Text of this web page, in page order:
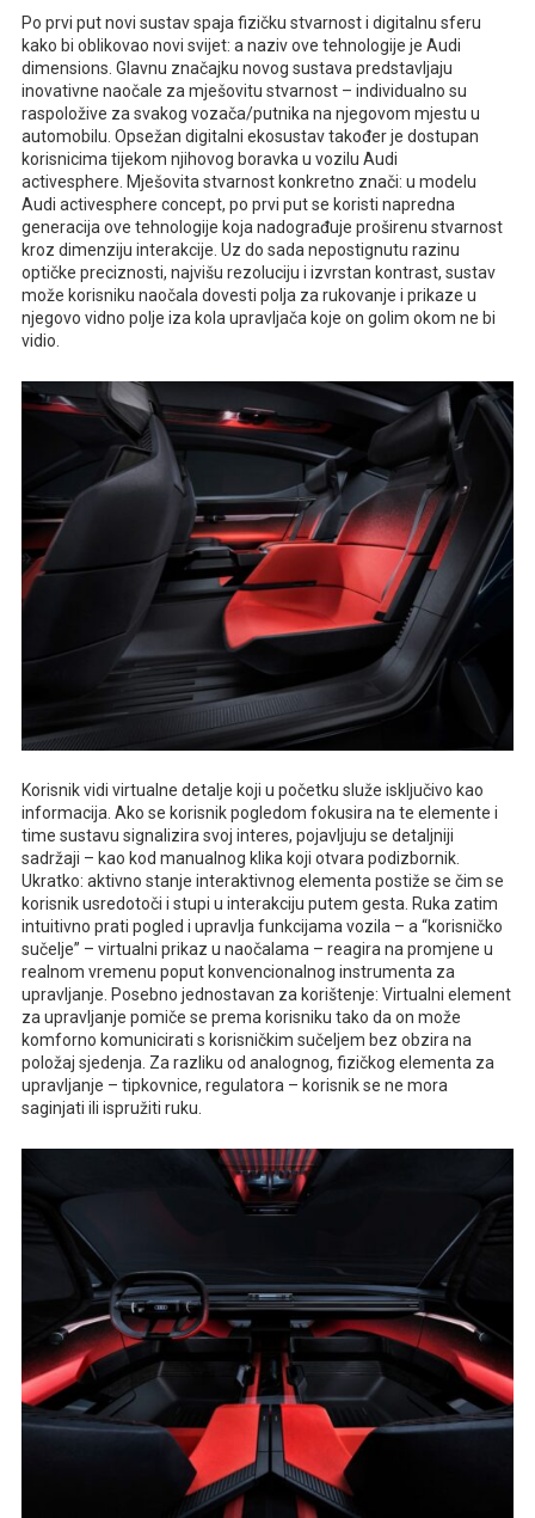
Po prvi put novi sustav spaja fizičku stvarnost i digitalnu sferu
kako bi oblikovao novi svijet: a naziv ove tehnologije je Audi
dimensions. Glavnu značajku novog sustava predstavljaju
inovativne naočale za mješovitu stvarnost – individualno su
raspoložive za svakog vozača/putnika na njegovom mjestu u
automobilu. Opsežan digitalni ekosustav također je dostupan
korisnicima tijekom njihovog boravka u vozilu Audi
activesphere. Mješovita stvarnost konkretno znači: u modelu
Audi activesphere concept, po prvi put se koristi napredna
generacija ove tehnologije koja nadograđuje proširenu stvarnost
kroz dimenziju interakcije. Uz do sada nepostignutu razinu
optičke preciznosti, najvišu rezoluciju i izvrstan kontrast, sustav
može korisniku naočala dovesti polja za rukovanje i prikaze u
njegovo vidno polje iza kola upravljača koje on golim okom ne bi
vidio.
Korisnik vidi virtualne detalje koji u početku služe isključivo kao
informacija. Ako se korisnik pogledom fokusira na te elemente i
time sustavu signalizira svoj interes, pojavljuju se detaljniji
sadržaji – kao kod manualnog klika koji otvara podizbornik.
Ukratko: aktivno stanje interaktivnog elementa postiže se čim se
korisnik usredotoči i stupi u interakciju putem gesta. Ruka zatim
intuitivno prati pogled i upravlja funkcijama vozila – a “korisničko
sučelje” – virtualni prikaz u naočalama – reagira na promjene u
realnom vremenu poput konvencionalnog instrumenta za
upravljanje. Posebno jednostavan za korištenje: Virtualni element
za upravljanje pomiče se prema korisniku tako da on može
komforno komunicirati s korisničkim sučeljem bez obzira na
položaj sjedenja. Za razliku od analognog, fizičkog elementa za
upravljanje – tipkovnice, regulatora – korisnik se ne mora
saginjati ili ispružiti ruku.